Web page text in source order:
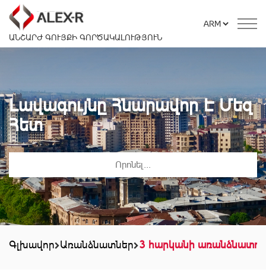
ԱՆՇԱՐԺ ԳՈՒՅՔԻ ԳՈՐԾԱԿԱԼՈՒԹՅՈՒՆ
Լավագույնը Հնարավոր Է Մեզ
Հետ
Գլխավոր Առանձնատներ 3 հարկանի